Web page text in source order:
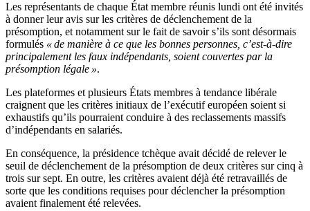
Les représentants de chaque État membre réunis lundi ont été invités
à donner leur avis sur les critères de déclenchement de la
présomption, et notamment sur le fait de savoir s’ils sont désormais
formulés « de manière à ce que les bonnes personnes, c’est-à-dire
principalement les faux indépendants, soient couvertes par la
présomption légale ».
Les plateformes et plusieurs États membres à tendance libérale
craignent que les critères initiaux de l’exécutif européen soient si
exhaustifs qu’ils pourraient conduire à des reclassements massifs
d’indépendants en salariés.
En conséquence, la présidence tchèque avait décidé de relever le
seuil de déclenchement de la présomption de deux critères sur cinq à
trois sur sept. En outre, les critères avaient déjà été retravaillés de
sorte que les conditions requises pour déclencher la présomption
avaient finalement été relevées.